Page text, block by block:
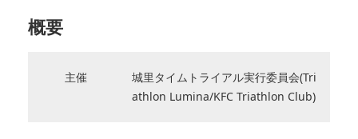
概要
主催
城里タイムトライアル実行委員会(Tri
athlon Lumina/KFC Triathlon Club)